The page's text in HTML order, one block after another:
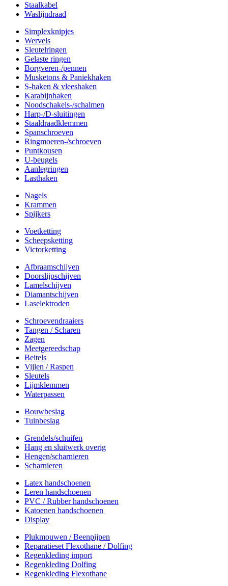
Staalkabel
Waslijndraad
Simplexknipjes
Wervels
Sleutelringen
Gelaste ringen
Borgveren-/pennen
Musketons & Paniekhaken
S-haken & vleeshaken
Karabijnhaken
Noodschakels-/schalmen
Harp-/D-sluitingen
Staaldraadklemmen
Spanschroeven
Ringmoeren-/schroeven
Puntkousen
U-beugels
Aanlegringen
Lasthaken
Nagels
Krammen
Spijkers
Voetketting
Scheepsketting
Victorketting
Afbraamschijven
Doorslijpschijven
Lamelschijven
Diamantschijven
Laselektroden
Schroevendraaiers
Tangen / Scharen
Zagen
Meetgereedschap
Beitels
Vijlen / Raspen
Sleutels
Lijmklemmen
Waterpassen
Bouwbeslag
Tuinbeslag
Grendels/schuifen
Hang en sluitwerk overig
Hengen/scharnieren
Scharnieren
Latex handschoenen
Leren handschoenen
PVC / Rubber handschoenen
Katoenen handschoenen
Display
Plukmouwen / Beenpijpen
Reparatieset Flexothane / Dolfing
Regenkleding import
Regenkleding Dolfing
Regenkleding Flexothane